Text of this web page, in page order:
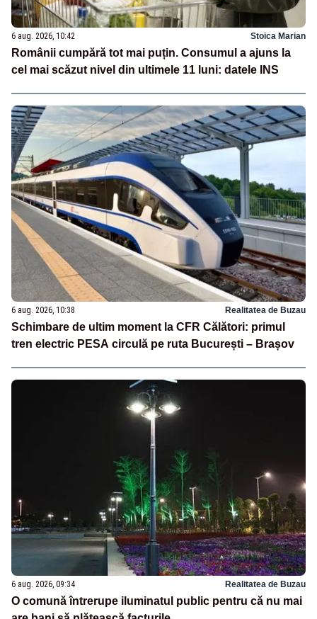
6 aug. 2026, 10:42 Stoica Marian
Românii cumpără tot mai puțin. Consumul a ajuns la
cel mai scăzut nivel din ultimele 11 luni: datele INS
6 aug. 2026, 10:38 Realitatea de Buzau
Schimbare de ultim moment la CFR Călători: primul
tren electric PESA circulă pe ruta București – Brașov
6 aug. 2026, 09:34 Realitatea de Buzau
O comună întrerupe iluminatul public pentru că nu mai